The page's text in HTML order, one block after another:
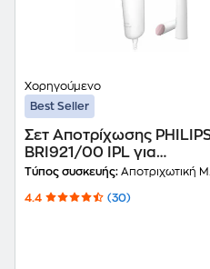
Χορηγούμενο
Best Seller
Σετ Αποτρίχωσης
BRI921/00 IPL για
Πρόσωπο και Σώμα Λευκό
Τύπος συσκευής: Αποτριχωτική Μηχανή
4.4 (30)